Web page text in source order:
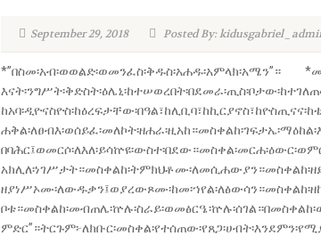
September 29, 2018 Posted By:
*”በስመ፡አብ፡ወወልድ፡ወመንፈስ፡ቅዱስ፡አሐዱ፡አምላክ፡አሜን”።